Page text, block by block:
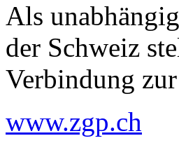
Als
der Schweiz
Verbindung
www.zgp.ch